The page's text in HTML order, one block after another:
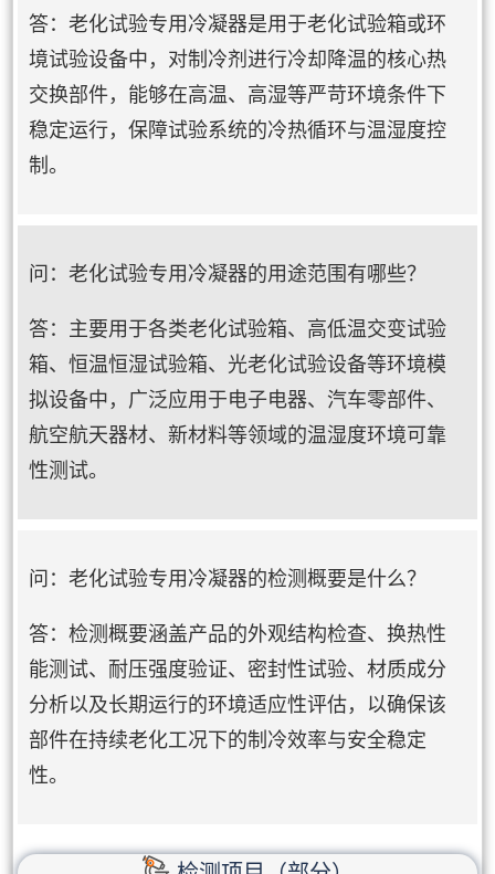
答：老化试验专用冷凝器是用于老化试验箱或环
境试验设备中，对制冷剂进行冷却降温的核心热
交换部件，能够在高温、高湿等严苛环境条件下
稳定运行，保障试验系统的冷热循环与温湿度控
制。
问：老化试验专用冷凝器的用途范围有哪些？
答：主要用于各类老化试验箱、高低温交变试验
箱、恒温恒湿试验箱、光老化试验设备等环境模
拟设备中，广泛应用于电子电器、汽车零部件、
航空航天器材、新材料等领域的温湿度环境可靠
性测试。
问：老化试验专用冷凝器的检测概要是什么？
答：检测概要涵盖产品的外观结构检查、换热性
能测试、耐压强度验证、密封性试验、材质成分
分析以及长期运行的环境适应性评估，以确保该
部件在持续老化工况下的制冷效率与安全稳定
性。